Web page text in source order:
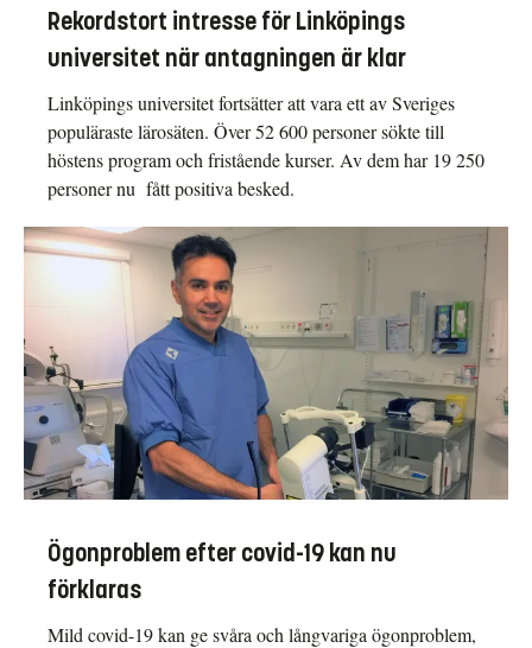
Rekordstort intresse för Linköpings
universitet när antagningen är klar
Linköpings universitet fortsätter att vara ett av Sveriges
populäraste lärosäten. Över 52 600 personer sökte till
höstens program och fristående kurser. Av dem har 19 250
personer nu fått positiva besked.
Ögonproblem efter covid-19 kan nu
förklaras
Mild covid-19 kan ge svåra och långvariga ögonproblem,